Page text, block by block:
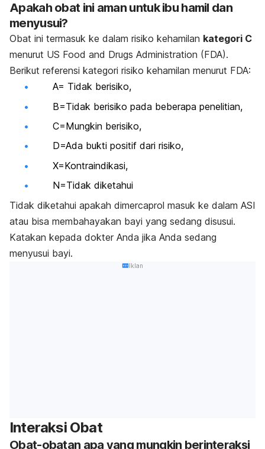
Apakah obat ini aman untuk ibu hamil dan
menyusui?
Obat ini termasuk ke dalam risiko kehamilan kategori C
menurut US Food and Drugs Administration (FDA).
Berikut referensi kategori risiko kehamilan menurut FDA:
A= Tidak berisiko,
B=Tidak berisiko pada beberapa penelitian,
C=Mungkin berisiko,
D=Ada bukti positif dari risiko,
X=Kontraindikasi,
N=Tidak diketahui
Tidak diketahui apakah dimercaprol masuk ke dalam ASI
atau bisa membahayakan bayi yang sedang disusui.
Katakan kepada dokter Anda jika Anda sedang
menyusui bayi.
Iklan
Interaksi Obat
Obat-obatan apa yang mungkin berinteraksi